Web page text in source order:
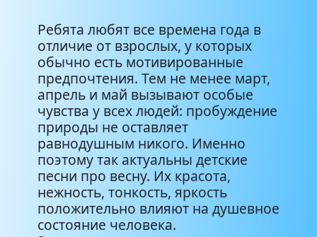
Детские песни о весне - Весна
Детские песни о весне -
Становится весною тепло
тепло
1:16
Детские песни о весне - Мы
зиму провожаем, встречаем
мы весну
Детские песни о весне -
Улыбаемся весне
Ребята любят все времена года в
отличие от взрослых, у которых
обычно есть мотивированные
предпочтения. Тем не менее март,
апрель и май вызывают особые
чувства у всех людей: пробуждение
природы не оставляет
равнодушным никого. Именно
поэтому так актуальны детские
песни про весну. Их красота,
нежность, тонкость, яркость
положительно влияют на душевное
состояние человека.